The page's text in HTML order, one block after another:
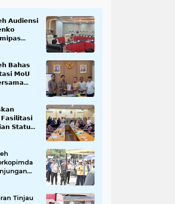
𝗔𝘂𝗱𝗶𝗲𝗻𝘀𝗶
𝗪𝗮𝗸𝗮𝗳
𝗕𝗮𝗵𝗮𝘀
𝗠𝗼𝗨
𝗡𝗲𝗴𝗮𝗿𝗮
𝗦𝘁𝗮𝘁𝘂𝘀
𝗣𝗮𝗱𝗮𝗻𝗴
Tinjau